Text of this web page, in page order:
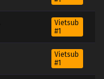
Vietsub
#1
Vietsub
#1